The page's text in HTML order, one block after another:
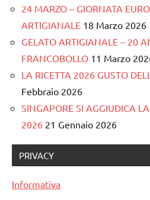
24 MARZO – GIORNATA
ARTIGIANALE 18 Marzo 2026
GELATO ARTIGIANALE – 20
FRANCOBOLLO 11 Marzo
LA RICETTA 2026 GUSTO
Febbraio 2026
SINGAPORE SI AGGIUDICA
2026 21 Gennaio 2026
PRIVACY
Informativa